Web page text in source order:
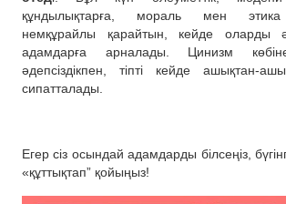
құндылықтарға, мораль мен
немқұрайлы қарайтын, кейде оларды
адамдарға арналады. Цинизм көбіне
әдепсіздікпен, тіпті кейде ашықтан-
сипатталады.
Егер сіз осындай адамдарды білсеңіз,
«құттықтап” қойыңыз!